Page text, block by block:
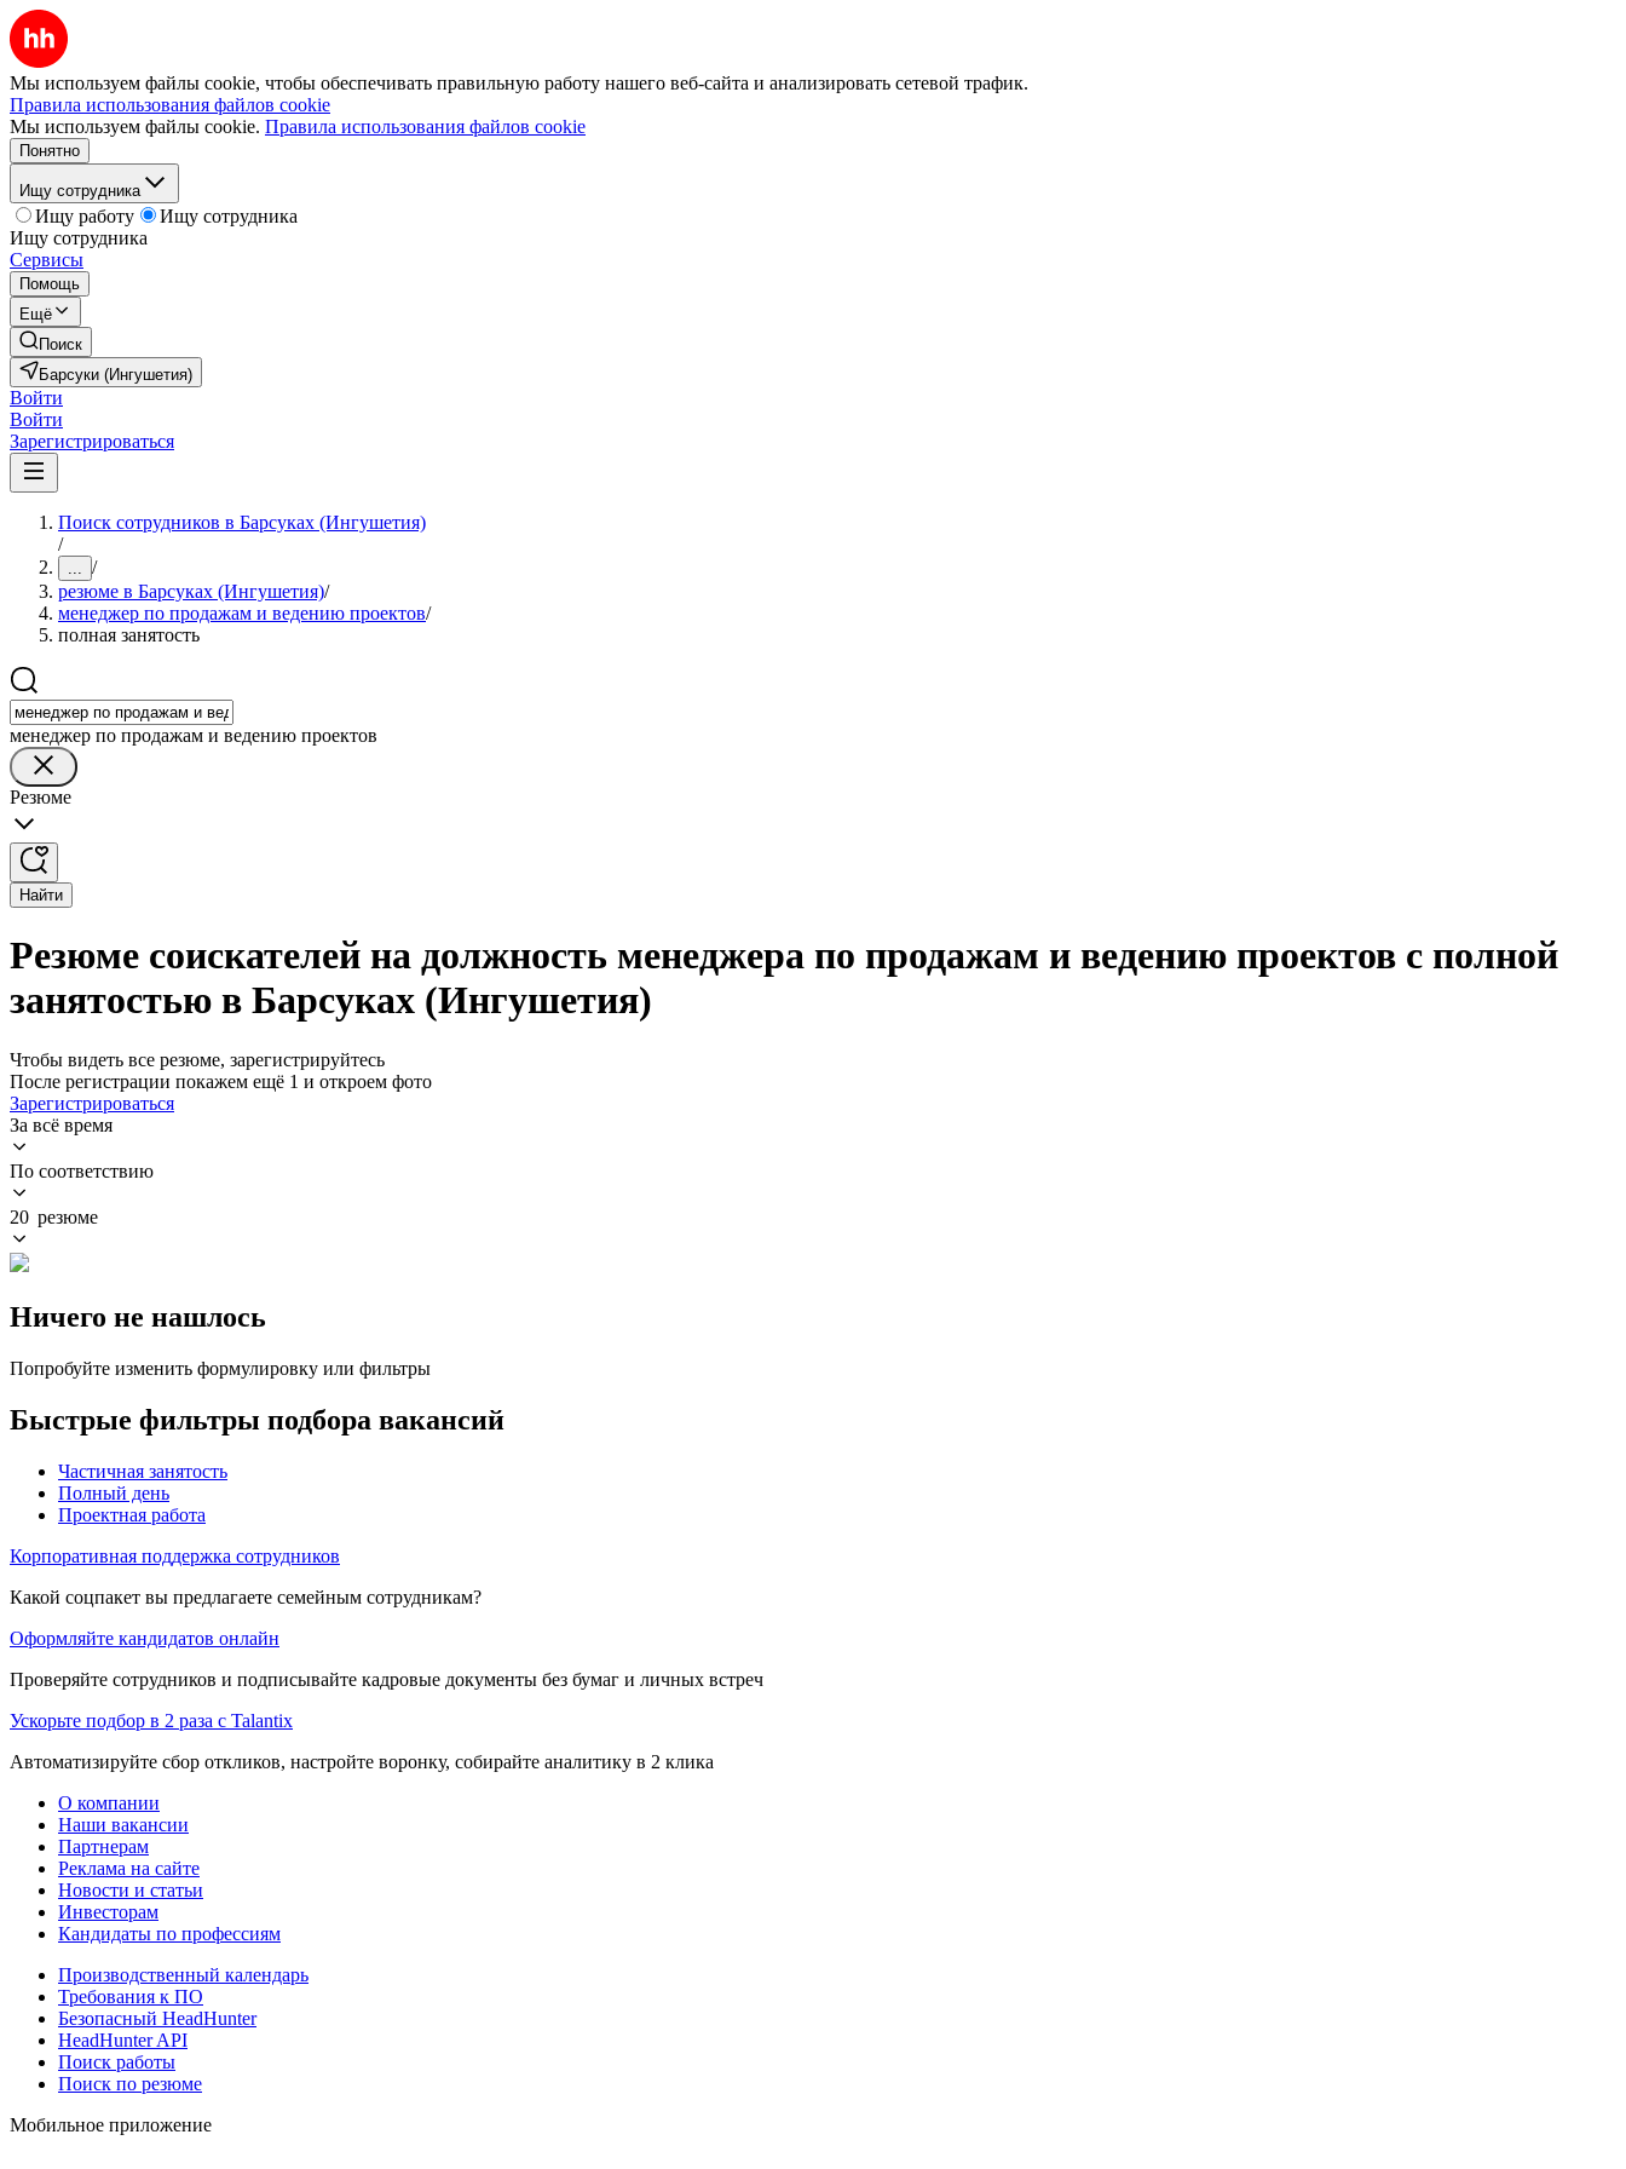
Мы используем файлы cookie, чтобы обеспечивать правильную работу нашего веб-сайта и анализировать сетевой трафик.
Правила использования файлов cookie
Мы используем файлы cookie. Правила использования файлов cookie
Понятно
Ищу сотрудника
Ищу работу
Ищу сотрудника
Ищу сотрудника
Сервисы
Помощь
Ещё
Поиск
Барсуки (Ингушетия)
Войти
Войти
Зарегистрироваться
Поиск сотрудников в Барсуках (Ингушетия)
/
... /
резюме в Барсуках (Ингушетия)/
менеджер по продажам и ведению проектов/
полная занятость
менеджер по продажам и ведению проектов
Резюме
Найти
Резюме соискателей на должность менеджера по продажам и ведению проектов с полной
занятостью в Барсуках (Ингушетия)
Чтобы видеть все резюме, зарегистрируйтесь
После регистрации покажем ещё 1 и откроем фото
Зарегистрироваться
За всё время
По соответствию
20 резюме
Ничего не нашлось
Попробуйте изменить формулировку или фильтры
Быстрые фильтры подбора вакансий
Частичная занятость
Полный день
Проектная работа
Корпоративная поддержка сотрудников
Какой соцпакет вы предлагаете семейным сотрудникам?
Оформляйте кандидатов онлайн
Проверяйте сотрудников и подписывайте кадровые документы без бумаг и личных встреч
Ускорьте подбор в 2 раза с Talantix
Автоматизируйте сбор откликов, настройте воронку, собирайте аналитику в 2 клика
О компании
Наши вакансии
Партнерам
Реклама на сайте
Новости и статьи
Инвесторам
Кандидаты по профессиям
Производственный календарь
Требования к ПО
Безопасный HeadHunter
HeadHunter API
Поиск работы
Поиск по резюме
Мобильное приложение